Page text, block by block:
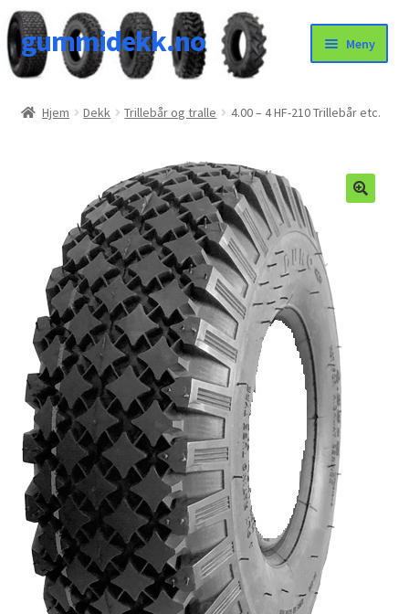
Hopp
til
navigasjon
Hopp
til
innhold
gummidekk.no Meny
Hjem Dekk Trillebår og tralle 4.00 – 4 HF-210 Trillebår etc.